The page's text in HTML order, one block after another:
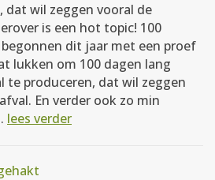
dat wil zeggen vooral de
is een hot topic! 100
dit jaar met een proef
lukken om 100 dagen lang
te produceren, dat wil zeggen
En verder ook zo min
lees verder